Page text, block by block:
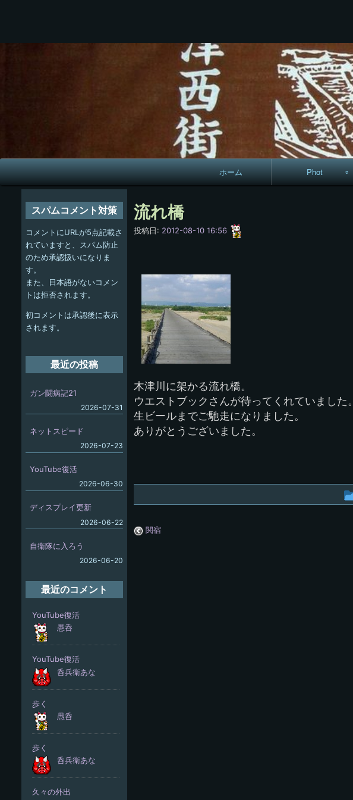
メ
イ
ホーム Phot
流れ橋
投稿日: 2012-08-10 16:56
木津川に架かる流れ橋。
ウエストブックさんが待ってくれていました。
生ビールまでご馳走になりました。
ありがとうございました。
関宿
スパムコメント対策
コメントにURLが5点記載さ
れていますと、スパム防止
のため承認扱いになりま
す。
また、日本語がないコメン
トは拒否されます。
初コメントは承認後に表示
されます。
最近の投稿
ガン闘病記21
2026-07-31
ネットスピード
2026-07-23
YouTube復活
2026-06-30
ディスプレイ更新
2026-06-22
自衛隊に入ろう
2026-06-20
最近のコメント